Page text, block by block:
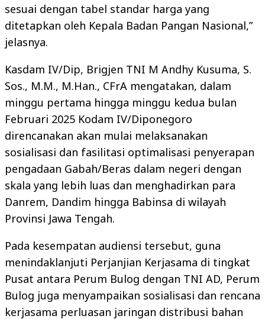
sesuai dengan tabel standar harga yang
ditetapkan oleh Kepala Badan Pangan Nasional,”
jelasnya.
Kasdam IV/Dip, Brigjen TNI M Andhy Kusuma, S.
Sos., M.M., M.Han., CFrA mengatakan, dalam
minggu pertama hingga minggu kedua bulan
Februari 2025 Kodam IV/Diponegoro
direncanakan akan mulai melaksanakan
sosialisasi dan fasilitasi optimalisasi penyerapan
pengadaan Gabah/Beras dalam negeri dengan
skala yang lebih luas dan menghadirkan para
Danrem, Dandim hingga Babinsa di wilayah
Provinsi Jawa Tengah.
Pada kesempatan audiensi tersebut, guna
menindaklanjuti Perjanjian Kerjasama di tingkat
Pusat antara Perum Bulog dengan TNI AD, Perum
Bulog juga menyampaikan sosialisasi dan rencana
kerjasama perluasan jaringan distribusi bahan